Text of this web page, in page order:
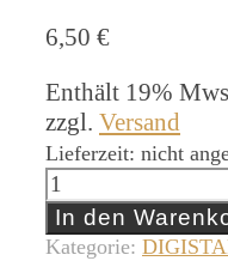
6,50 €
Enthält 19%
zzgl. Versand
Lieferzeit: nicht
Hugo
und
Hetti
In den
Kategorie: